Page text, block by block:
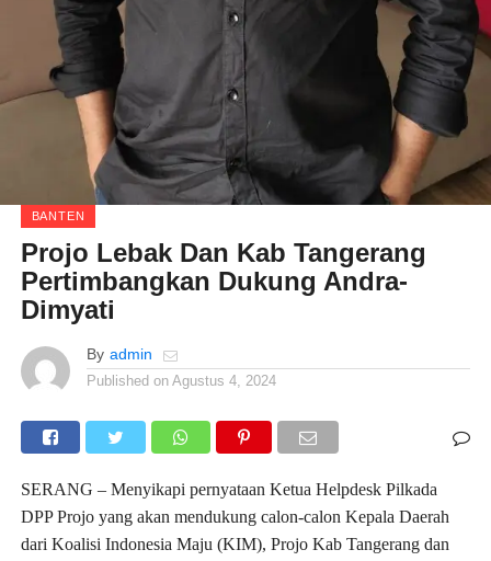
BANTEN
Projo Lebak Dan Kab Tangerang
Pertimbangkan Dukung Andra-
Dimyati
By admin
Published on Agustus 4, 2024
SERANG – Menyikapi pernyataan Ketua Helpdesk Pilkada
DPP Projo yang akan mendukung calon-calon Kepala Daerah
dari Koalisi Indonesia Maju (KIM), Projo Kab Tangerang dan